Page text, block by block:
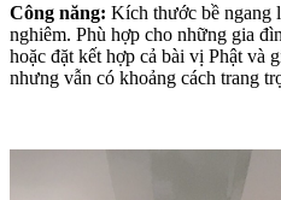
Công năng: Kích thước bề ngang
nghiêm. Phù hợp cho những gia
hoặc đặt kết hợp cả bài vị Phật và
nhưng vẫn có khoảng cách trang